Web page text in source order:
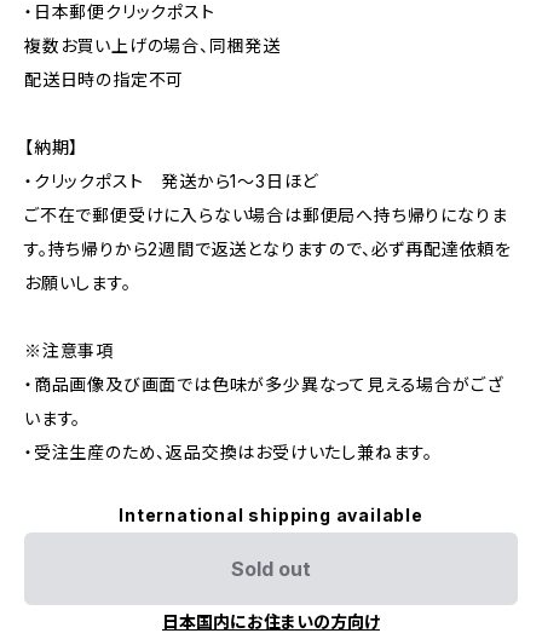
・日本郵便クリックポスト
複数お買い上げの場合、同梱発送
配送日時の指定不可
【納期】
・クリックポスト 発送から1〜3日ほど
ご不在で郵便受けに入らない場合は郵便局へ持ち帰りになりま
す。持ち帰りから2週間で返送となりますので、必ず再配達依頼を
お願いします。
※注意事項
・商品画像及び画面では色味が多少異なって見える場合がござ
います。
・受注生産のため、返品交換はお受けいたし兼ねます。
International shipping available
Sold out
日本国内にお住まいの方向け